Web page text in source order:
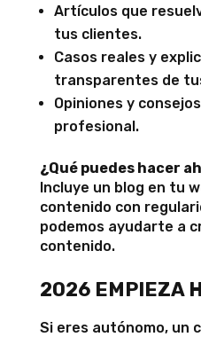
Artículos que
tus clientes.
Casos reales y
transparentes de
Opiniones y
profesional.
¿Qué puedes hacer
Incluye un blog en tu
contenido con
podemos ayudarte a
contenido.
2026 EMPIEZA
Si eres autónomo, un